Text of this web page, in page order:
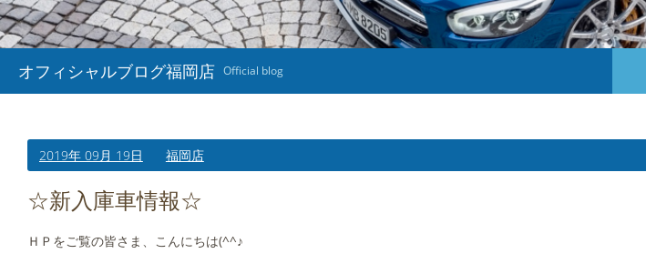
オフィシャルブログ福岡店 Official blog
2019年 09月 19日 福岡店
☆新入庫車情報☆
ＨＰをご覧の皆さま、こんにちは(^^♪